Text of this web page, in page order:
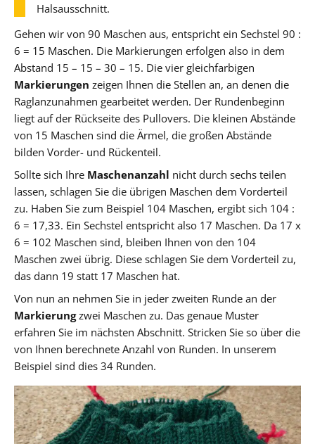
Halsausschnitt.
Gehen wir von 90 Maschen aus, entspricht ein Sechstel 90 :
6 = 15 Maschen. Die Markierungen erfolgen also in dem
Abstand 15 – 15 – 30 – 15. Die vier gleichfarbigen
Markierungen zeigen Ihnen die Stellen an, an denen die
Raglanzunahmen gearbeitet werden. Der Rundenbeginn
liegt auf der Rückseite des Pullovers. Die kleinen Abstände
von 15 Maschen sind die Ärmel, die großen Abstände
bilden Vorder- und Rückenteil.
Sollte sich Ihre Maschenanzahl nicht durch sechs teilen
lassen, schlagen Sie die übrigen Maschen dem Vorderteil
zu. Haben Sie zum Beispiel 104 Maschen, ergibt sich 104 :
6 = 17,33. Ein Sechstel entspricht also 17 Maschen. Da 17 x
6 = 102 Maschen sind, bleiben Ihnen von den 104
Maschen zwei übrig. Diese schlagen Sie dem Vorderteil zu,
das dann 19 statt 17 Maschen hat.
Von nun an nehmen Sie in jeder zweiten Runde an der
Markierungzwei Maschen zu. Das genaue Muster
erfahren Sie im nächsten Abschnitt. Stricken Sie so über die
von Ihnen berechnete Anzahl von Runden. In unserem
Beispiel sind dies 34 Runden.